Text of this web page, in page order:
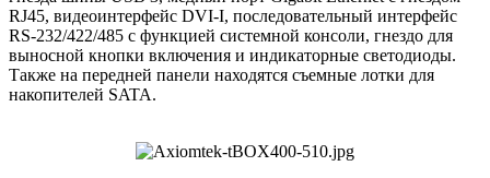
RJ45, видеоинтерфейс DVI-I, последовательный интерфейс
RS-232/422/485 с функцией системной консоли, гнездо для
выносной кнопки включения и индикаторные светодиоды.
Также на передней панели находятся съемные лотки для
накопителей SATA.